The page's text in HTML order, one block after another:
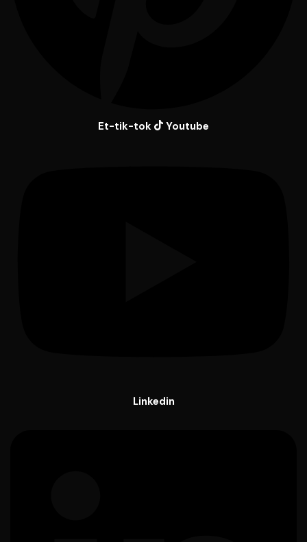
Et-tik-tok Youtube
Linkedin